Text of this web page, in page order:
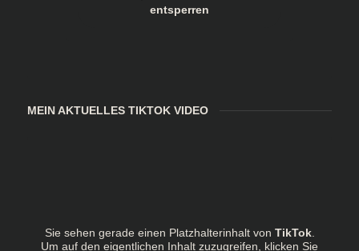
entsperren
MEIN AKTUELLES TIKTOK VIDEO
Sie sehen gerade einen Platzhalterinhalt von TikTok.
Um auf den eigentlichen Inhalt zuzugreifen, klicken Sie